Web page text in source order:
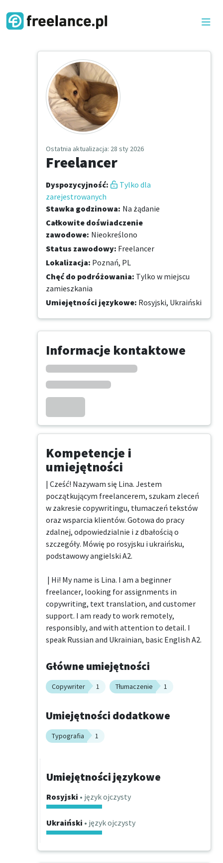
Ostatnia aktualizacja: 28 sty 2026
Freelancer
Dyspozycyjność:
Tylko dla
zarejestrowanych
Stawka godzinowa: Na żądanie
Całkowite doświadczenie
zawodowe: Nieokreślono
Status zawodowy: Freelancer
Lokalizacja: Poznań, PL
Chęć do podróżowania: Tylko w miejscu
zamieszkania
Umiejętności językowe: Rosyjski, Ukraiński
Informacje kontaktowe
Kompetencje i
umiejętności
| Cześć! Nazywam się Lina. Jestem
początkującym freelancerem, szukam zleceń
w zakresie copywritingu, tłumaczeń tekstów
oraz wsparcia klientów. Gotowa do pracy
zdalnej, odpowiedzialnie i z dbałością o
szczegóły. Mówię po rosyjsku i ukraińsku,
podstawowy angielski A2.
freelancer, looking for assignments in
copywriting, text translation, and customer
support. I am ready to work remotely,
responsibly, and with attention to detail. I
speak Russian and Ukrainian, basic English A2.
Główne umiejętności
Copywriter 1 Tłumaczenie 1
Umiejętności dodatkowe
Typografia 1
Umiejętności językowe
Rosyjski • język ojczysty
Ukraiński • język ojczysty